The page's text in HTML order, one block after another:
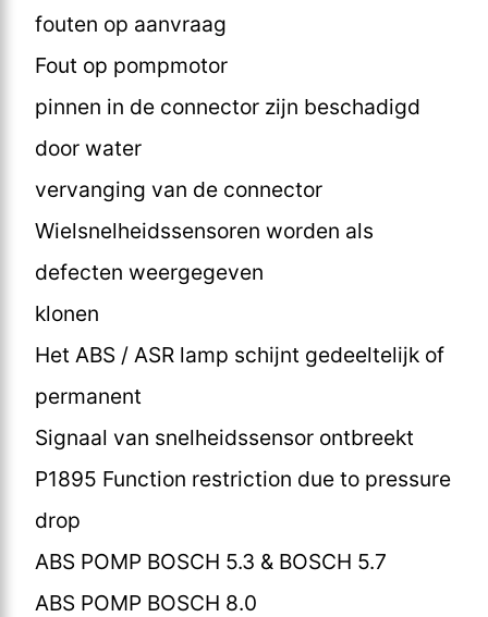
fouten op aanvraag
Fout op pompmotor
pinnen in de connector zijn beschadigd
door water
vervanging van de connector
Wielsnelheidssensoren worden als
defecten weergegeven
klonen
Het ABS / ASR lamp schijnt gedeeltelijk of
permanent
Signaal van snelheidssensor ontbreekt
P1895 Function restriction due to pressure
drop
ABS POMP BOSCH 5.3 & BOSCH 5.7
ABS POMP BOSCH 8.0